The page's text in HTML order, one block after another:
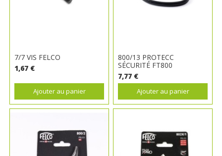
7/7 VIS FELCO
1,67 €
Ajouter au panier
800/13 PROTECC
SÉCURITÉ FT800
7,77 €
Ajouter au panier